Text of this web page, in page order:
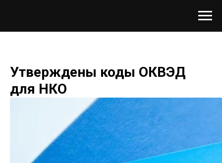
Утверждены коды ОКВЭД
для НКО